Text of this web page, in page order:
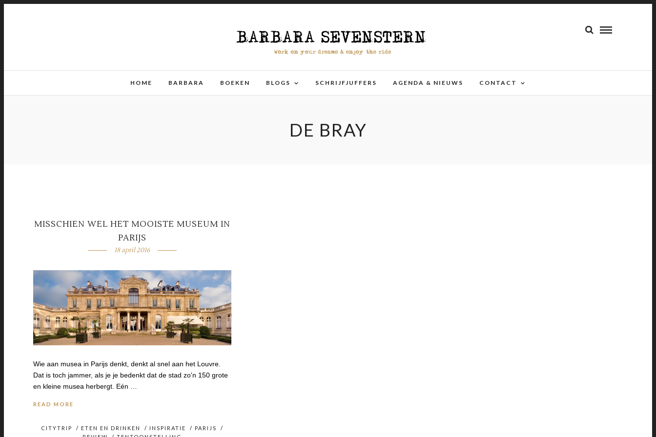
HOME BARBARA BOEKEN BLOGS SCHRIJFJUFFERS AGENDA & NIEUWS CONTACT
DE BRAY
MISSCHIEN WEL HET MOOISTE MUSEUM IN
PARIJS
18 april 2016
Wie aan musea in Parijs denkt, denkt al snel aan het Louvre.
Dat is toch jammer, als je je bedenkt dat de stad zo'n 150 grote
en kleine musea herbergt. Eén …
READ MORE
CITYTRIP / ETEN EN DRINKEN / INSPIRATIE / PARIJS
/